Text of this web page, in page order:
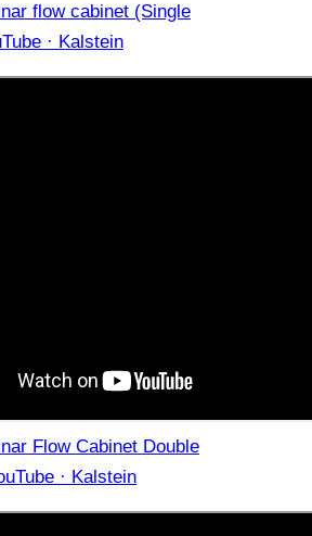
flow cabinet (Single
· Kalstein
Flow Cabinet Double
· Kalstein